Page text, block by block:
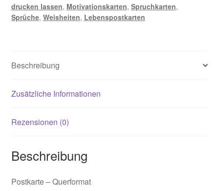
selbst
-
drucken lassen, Motivationskarten, Spruchkarten,
Sprüche, Weisheiten, Lebenspostkarten
Beschreibung
Zusätzliche Informationen
Rezensionen (0)
Beschreibung
Postkarte – Querformat